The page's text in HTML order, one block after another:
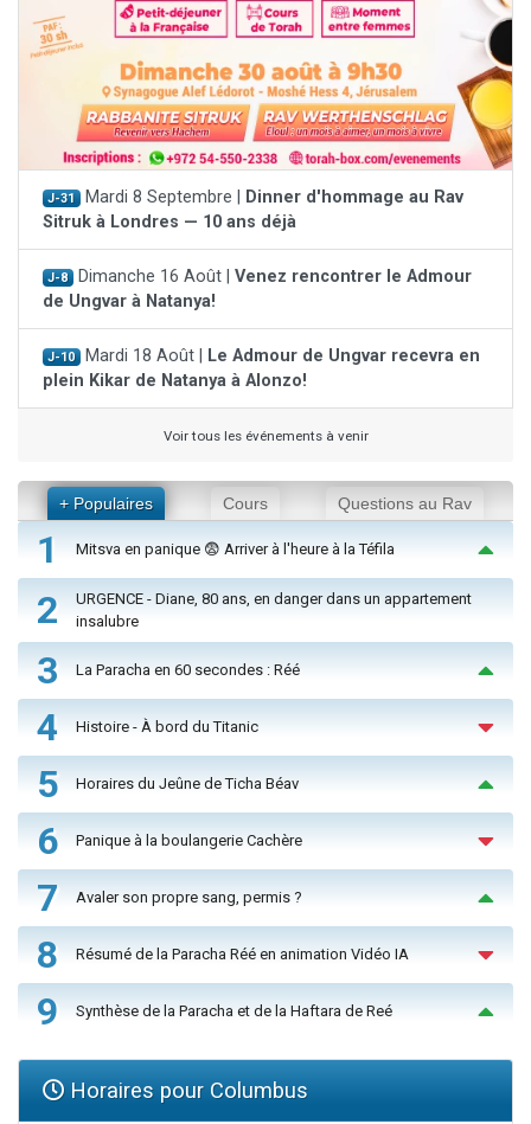
J-31 Mardi 8 Septembre |
Dinner d'hommage au Rav
Sitruk à Londres — 10 ans déjà
J-8 Dimanche 16 Août | Venez rencontrer le Admour
de Ungvar à Natanya!
J-10 Mardi 18 Août |
Le Admour de Ungvar recevra en
plein Kikar de Natanya à Alonzo!
Voir tous les événements à venir
+ Populaires Cours Questions au Rav
1 Mitsva en panique 😨 Arriver à l'heure à la Téfila
2
URGENCE - Diane, 80 ans, en danger dans un appartement
insalubre
3 La Paracha en 60 secondes : Réé
4 Histoire - À bord du Titanic
5 Horaires du Jeûne de Ticha Béav
6 Panique à la boulangerie Cachère
7 Avaler son propre sang, permis ?
8 Résumé de la Paracha Réé en animation Vidéo IA
9 Synthèse de la Paracha et de la Haftara de Reé
Horaires pour Columbus